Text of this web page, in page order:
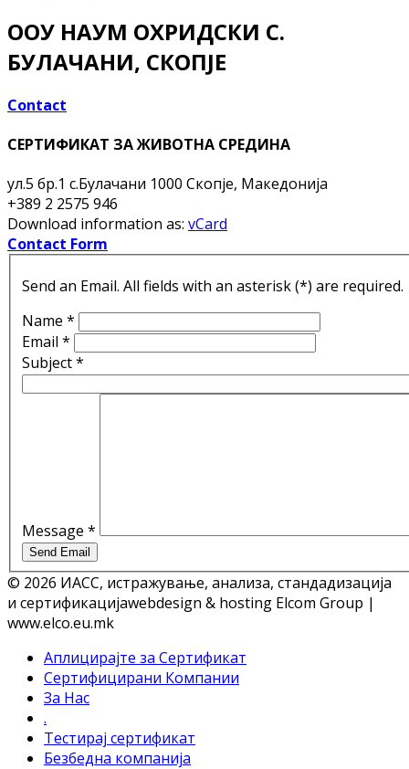
ООУ НАУМ ОХРИДСКИ С.
БУЛАЧАНИ, СКОПЈЕ
Contact
СЕРТИФИКАТ ЗА ЖИВОТНА СРЕДИНА
ул.5 бр.1 с.Булачани 1000 Скопје, Македонија
+389 2 2575 946
Download information as: vCard
Contact Form
Send an Email. All fields with an asterisk (*) are required.
Name *
Email *
Subject*
Message *
Send Email
© 2026 ИАСС, истражување, анализа, стандадизација
и сертификацијаwebdesign & hosting Elcom Group |
www.elco.eu.mk
Аплицирајте за Сертификат
Сертифицирани Компании
За Нас
.
Тестирај сертификат
Безбедна компанија